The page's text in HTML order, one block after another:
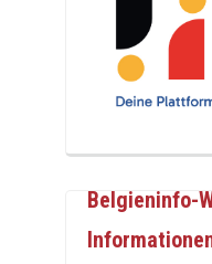
Belgieninfo-